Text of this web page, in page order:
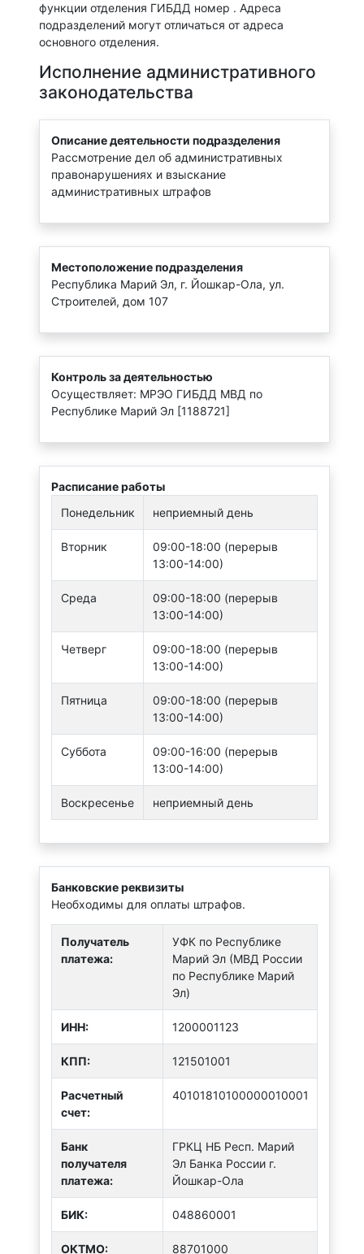
функции отделения ГИБДД номер . Адреса
подразделений могут отличаться от адреса
основного отделения.
Исполнение административного
законодательства
Описание деятельности подразделения
Рассмотрение дел об административных
правонарушениях и взыскание
административных штрафов
Местоположение подразделения
Республика Марий Эл, г. Йошкар-Ола, ул.
Строителей, дом 107
Контроль за деятельностью
Осуществляет: МРЭО ГИБДД МВД по
Республике Марий Эл [1188721]
Расписание работы
Понедельник
неприемный день
Вторник
09:00-18:00 (перерыв
13:00-14:00)
Среда
09:00-18:00 (перерыв
13:00-14:00)
Четверг
09:00-18:00 (перерыв
13:00-14:00)
Пятница
09:00-18:00 (перерыв
13:00-14:00)
Суббота
09:00-16:00 (перерыв
13:00-14:00)
Воскресенье неприемный день
Банковские реквизиты
Необходимы для оплаты штрафов.
Получатель
платежа:
УФК по Республике
Марий Эл (МВД России
по Республике Марий
Эл)
ИНН: 1200001123
КПП: 121501001
Расчетный
счет:
40101810100000010001
Банк
получателя
платежа:
ГРКЦ НБ Респ. Марий
Эл Банка России г.
Йошкар-Ола
БИК: 048860001
ОКТMО: 88701000